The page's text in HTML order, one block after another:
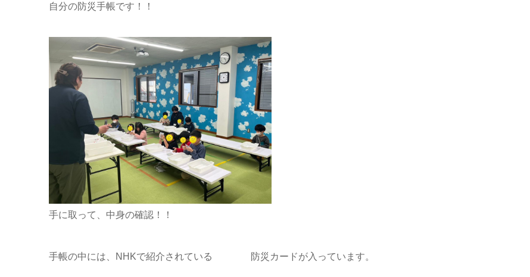
自分の防災手帳です！！
手に取って、中身の確認！！
手帳の中には、NHKで紹介されている 防災カードが入っています。